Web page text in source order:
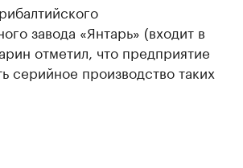
завода «Янтарь» (входит в
отметил, что предприятие
серийное производство таких